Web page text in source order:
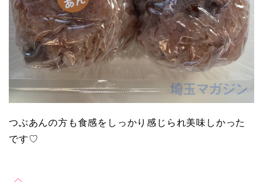
つぶあんの方も食感をしっかり感じられ美味しかった
です♡